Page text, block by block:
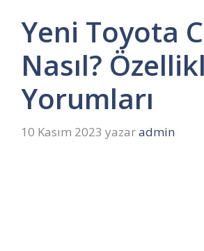
Yeni Toyota
Nasıl?
Yorumları
10 Kasım 2023 yazaradmin